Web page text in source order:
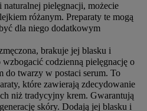
naturalnej pielęgnacji, możecie
różanym. Preparaty te mogą
dla niego dodatkowym
brakuje jej blasku i
codzienną pielęgnację o
do twarzy w postaci serum. To
które zawierają zdecydowanie
niż tradycyjny krem. Gwarantują
skóry. Dodają jej blasku i